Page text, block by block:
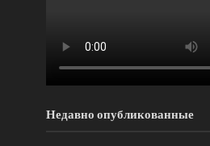
Недавно опубликованные